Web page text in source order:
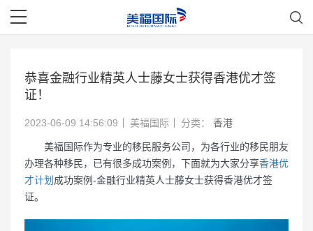
恭喜金融行业精英人士藤女士获得香港优才签
证！
2023-06-09 14:56:09 美福国际 分类： 香港
美福国际作为专业的移民服务公司，为各行业的移民朋友
办理各种移民，已有很多成功案例，下面就为大家分享香港优
才计划 成功案例-金融行业精英人士藤女士获得香港优才签
证。